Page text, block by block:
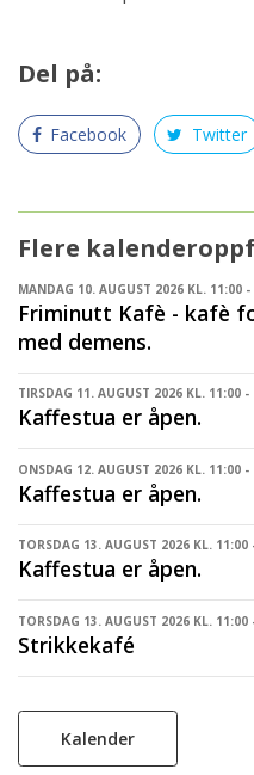
Del på:
Facebook Twitter
Flere
MANDAG 10. AUGUST 2026 KL. 11:00 -
Friminutt Kafè - kafè
med demens.
TIRSDAG 11. AUGUST 2026 KL. 11:00 -
Kaffestua er åpen.
ONSDAG 12. AUGUST 2026 KL. 11:00 -
Kaffestua er åpen.
TORSDAG 13. AUGUST 2026 KL. 11:00
Kaffestua er åpen.
TORSDAG 13. AUGUST 2026 KL. 11:00
Strikkekafé
Kalender